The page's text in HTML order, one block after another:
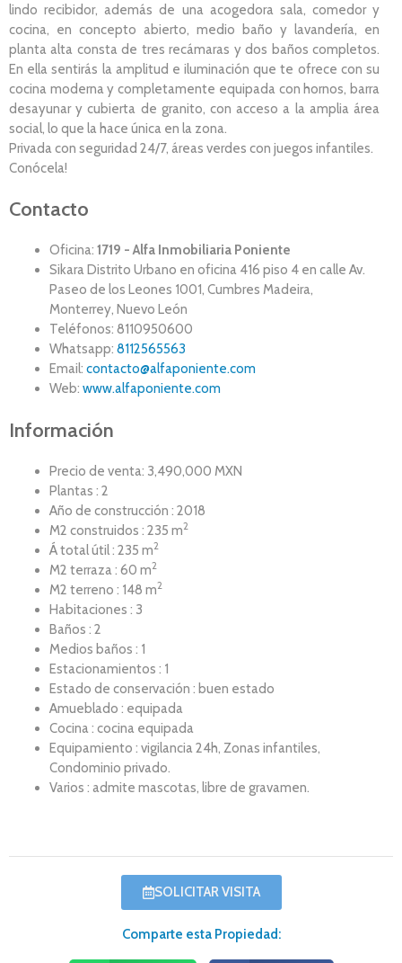
lindo recibidor, además de una acogedora sala, comedor y
cocina, en concepto abierto, medio baño y lavandería, en
planta alta consta de tres recámaras y dos baños completos.
En ella sentirás la amplitud e iluminación que te ofrece con su
cocina moderna y completamente equipada con hornos, barra
desayunar y cubierta de granito, con acceso a la amplia área
social, lo que la hace única en la zona.
Privada con seguridad 24/7, áreas verdes con juegos infantiles.
Conócela!
Contacto
Oficina: 1719 - Alfa Inmobiliaria Poniente
Sikara Distrito Urbano en oficina 416 piso 4 en calle Av.
Paseo de los Leones 1001, Cumbres Madeira,
Monterrey, Nuevo León
Teléfonos: 8110950600
Whatsapp: 8112565563
Email: contacto@alfaponiente.com
Web: www.alfaponiente.com
Información
Precio de venta: 3,490,000 MXN
Plantas : 2
Año de construcción : 2018
M2 construidos : 235 m2
Á total útil : 235 m2
M2 terraza : 60 m2
M2 terreno : 148 m2
Habitaciones : 3
Baños : 2
Medios baños : 1
Estacionamientos : 1
Estado de conservación : buen estado
Amueblado : equipada
Cocina : cocina equipada
Equipamiento : vigilancia 24h, Zonas infantiles,
Condominio privado.
Varios : admite mascotas, libre de gravamen.
SOLICITAR VISITA
Comparte esta Propiedad: